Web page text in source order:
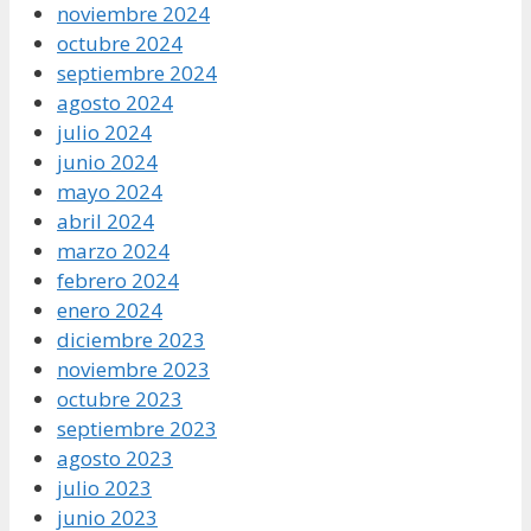
noviembre 2024
octubre 2024
septiembre 2024
agosto 2024
julio 2024
junio 2024
mayo 2024
abril 2024
marzo 2024
febrero 2024
enero 2024
diciembre 2023
noviembre 2023
octubre 2023
septiembre 2023
agosto 2023
julio 2023
junio 2023